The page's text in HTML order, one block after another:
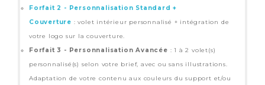
Forfait 2 - Personnalisation Standard +
Couverture : volet intérieur personnalisé + intégration de
votre logo sur la couverture.
Forfait 3 - Personnalisation Avancée : 1 à 2 volet(s)
personnalisé(s) selon votre brief, avec ou sans illustrations.
Adaptation de votre contenu aux couleurs du support et/ou